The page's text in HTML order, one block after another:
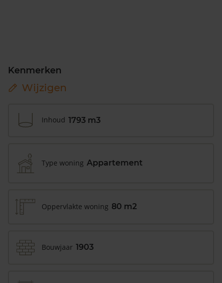
Kenmerken
Wijzigen
Inhoud 1793 m3
Type woning Appartement
Oppervlakte woning 80 m2
Bouwjaar 1903